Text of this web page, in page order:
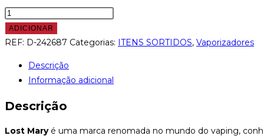
ADICIONAR
REF: D-242687 Categorias: ITENS SORTIDOS, Vaporizadores
Descrição
Informação adicional
Descrição
Lost Maryé uma marca renomada no mundo do vaping,